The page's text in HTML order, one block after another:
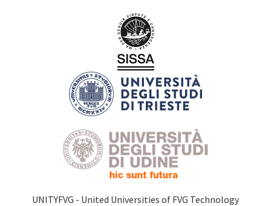
UNITYFVG - United Universities of FVG Technology